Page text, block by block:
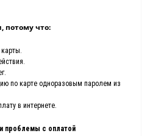
потому что:
по карте одноразовым паролем из
в интернете.
проблемы с оплатой